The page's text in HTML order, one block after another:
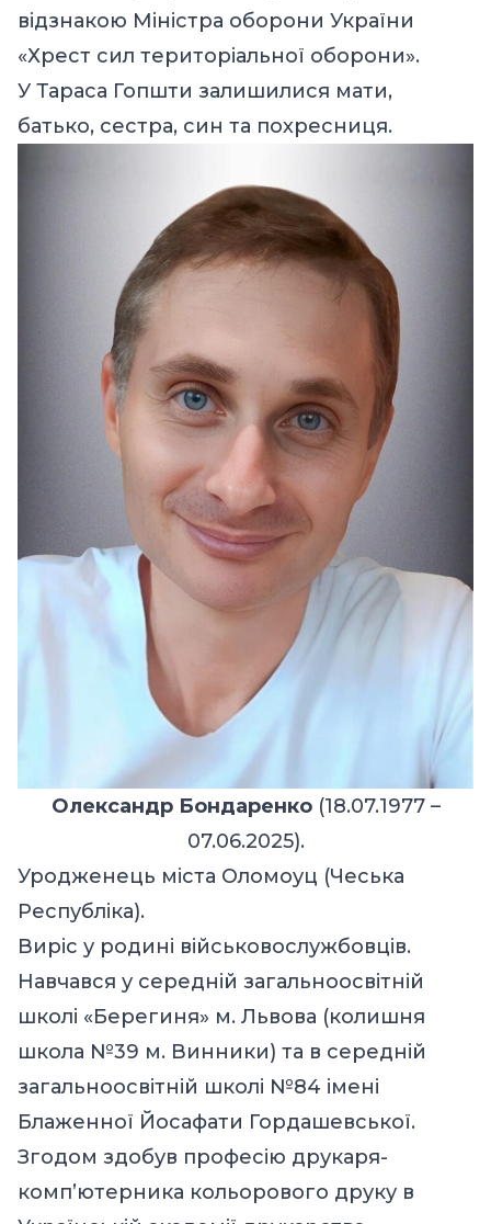
відзнакою Міністра оборони України
«Хрест сил територіальної оборони».
У Тараса Гопшти залишилися мати,
батько, сестра, син та похресниця.
Олександр Бондаренко(18.07.1977 –
07.06.2025).
Уродженець міста Оломоуц (Чеська
Республіка).
Виріс у родині військовослужбовців.
Навчався у середній загальноосвітній
школі «Берегиня» м. Львова (колишня
школа №39 м. Винники) та в середній
загальноосвітній школі №84 імені
Блаженної Йосафати Гордашевської.
Згодом здобув професію друкаря-
комп’ютерника кольорового друку в